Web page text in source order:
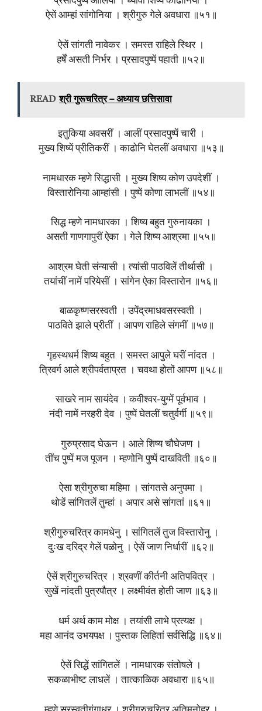
ऐसें आम्हां सांगोनिया । श्रीगुरु गेले अवधारा ॥५१॥
ऐसें सांगती नावेकर । समस्त राहिले स्थिर ।
हर्षें असती निर्भर । प्रसादपुष्पें पहाती ॥५२॥
READ श्री गुरूचरित्र – अध्याय छत्तिसावा
इतुकिया अवसरीं । आलीं प्रसादपुष्पें चारी ।
मुख्य शिष्यें प्रीतिकरीं । काढोनि घेतलीं अवधारा ॥५३॥
नामधारक म्हणे सिद्धासी । मुख्य शिष्य कोण उपदेशीं ।
विस्तारोनिया आम्हांसी । पुष्पें कोणा लाभलीं ॥५४॥
सिद्ध म्हणे नामधारका । शिष्य बहुत गुरुनायका ।
असती गाणगापुरीं ऐका । गेले शिष्य आश्रमा ॥५५॥
आश्रम घेती संन्यासी । त्यांसी पाठविलें तीर्थासी ।
तयांचीं नामें परियेसीं । सांगेन ऐका विस्तारोन ॥५६॥
बाळकृष्णसरस्वती । उपेंद्रमाधवसरस्वती ।
पाठविते झाले प्रीतीं । आपण राहिले संगमीं ॥५७॥
गृहस्थधर्म शिष्य बहुत । समस्त आपुले घरीं नांदत ।
त्रिवर्ग आले श्रीपर्वताप्रत । चवथा होतों आपण ॥५८॥
साखरे नाम सायंदेव । कवीश्वर-युग्में पूर्वभाव ।
नंदी नामें नरहरी देव । पुष्पें घेतलीं चतुर्वर्गी ॥५९॥
गुरुप्रसाद घेऊन । आले शिष्य चौघेजण ।
तींच पुष्पें मज पूजन । म्हणोनि पुष्पें दाखविती ॥६०॥
ऐसा श्रीगुरुचा महिमा । सांगतसे अनुपमा ।
थोडें सांगितलें तुम्हां । अपार असे सांगतां ॥६१॥
श्रीगुरुचरित्र कामधेनु । सांगितलें तुज विस्तारोनु ।
दुःख दरिद्र गेलें पळोनु । ऐसें जाण निर्धारीं ॥६२॥
ऐसें श्रीगुरुचरित्र । श्रवणीं कीर्तनी अतिपवित्र ।
सुखें नांदती पुत्रपौत्र । लक्ष्मीवंत होती जाण ॥६३॥
धर्म अर्थ काम मोक्ष । तयांसी लाभे प्रत्यक्ष ।
महा आनंद उभयपक्ष । पुस्तक लिहितां सर्वसिद्धि ॥६४॥
ऐसें सिद्धें सांगितलें । नामधारक संतोषले ।
सकळाभीष्‍ट लाधलें । तात्काळिक अवधारा ॥६५॥